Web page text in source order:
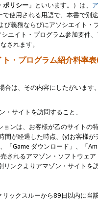
ポリシー 」といいます。）は、
使用される用語で、本書で別
義務ならびにアソシエイト
エイト・プログラム参加要件
されます。
ト・プログラム紹介料率
合は、その内容にしたがいま
サイトを訪問すること、
ンは、お客様が乙のサイト
が経過した時点、(y)お客様
「Game ダウンロード」、「
れるアマゾン・ソフトウェ
ンクよりアマゾン・サイトを
ックスルーから89日以内に